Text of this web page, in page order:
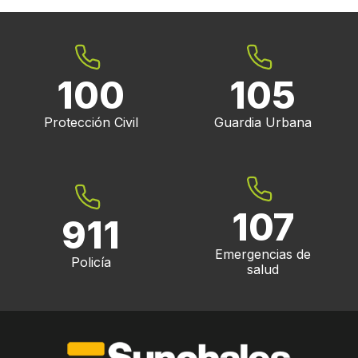
100
Protección Civil
105
Guardia Urbana
911
Policía
107
Emergencias de
salud